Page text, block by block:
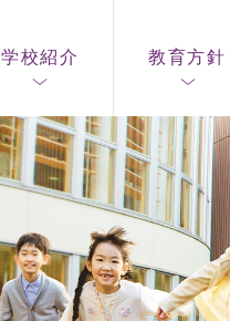
学校紹介 教育方針